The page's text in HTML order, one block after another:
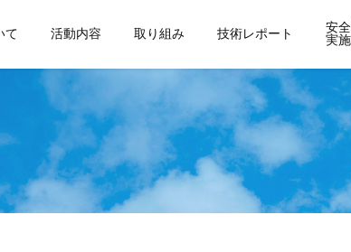
て 活動内容 取り組み 技術レポート
安
実